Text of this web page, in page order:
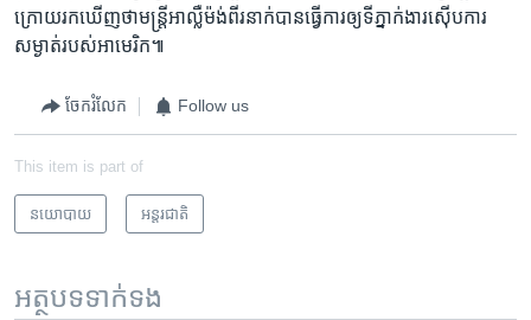
ក្រោយ​រក​ឃើញ​ថាមន្ត្រី​អាល្លឺម៉ង់​ពីរ​នាក់​បាន​ធ្វើ​ការ​ឲ្យ​ទីភ្នាក់ងារ​ស៊ើប​ការ​
សម្ងាត់​របស់​អាមេរិក​៕
ចែករំលែក Follow us
This item is part of
នយោបាយ អន្តរជាតិ
អត្ថបទ​ទាក់ទង